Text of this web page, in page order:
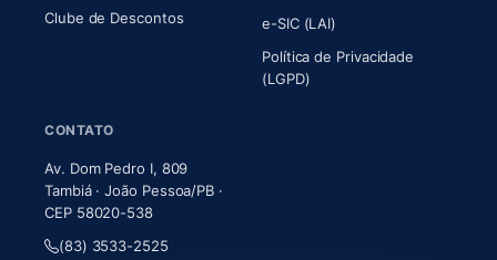
Clube de Descontos
e-SIC (LAI)
Política de Privacidade
(LGPD)
CONTATO
Av. Dom Pedro I, 809
Tambiá · João Pessoa/PB ·
CEP 58020-538
(83) 3533-2525